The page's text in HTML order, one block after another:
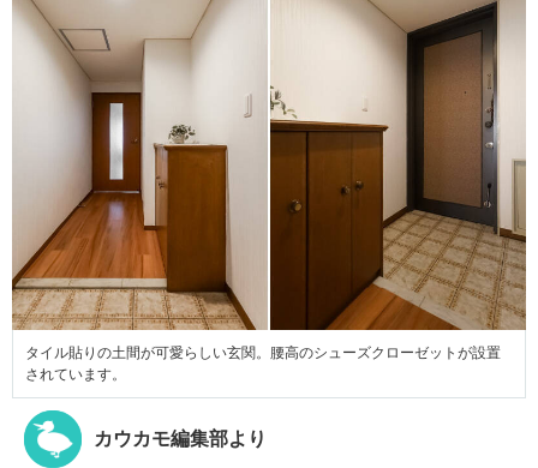
タイル貼りの土間が可愛らしい玄関。腰高のシューズクローゼットが設置
されています。
カウカモ編集部より